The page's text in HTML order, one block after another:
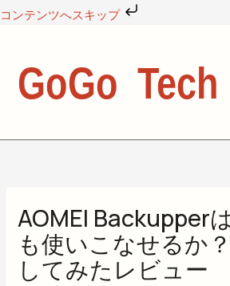
コンテンツへスキップ
内
AOMEI Backupper
も使いこなせるか
してみたレビュー